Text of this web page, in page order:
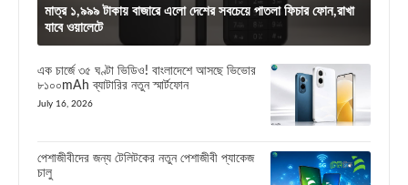
মাত্র ১,৯৯৯ টাকায় বাজারে এলো দেশের সবচেয়ে পাতলা ফিচার ফোন,রাখা
যাবে ওয়ালেটে
এক চার্জে ৩৫ ঘণ্টা ভিডিও! বাংলাদেশে আসছে ভিভোর
৮১০০mAh ব্যাটারির নতুন স্মার্টফোন
July 16, 2026
পেশাজীবীদের জন্য টেলিটকের নতুন পেশাজীবী প্যাকেজ
চালু